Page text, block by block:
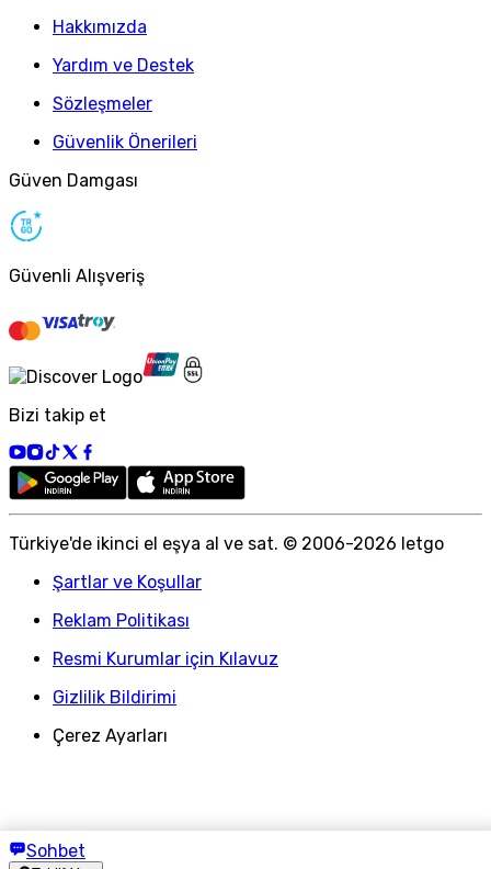
Sohbet
Hakkımızda
Yardım ve Destek
Sözleşmeler
Güvenlik Önerileri
Güven Damgası
Güvenli Alışveriş
Bizi takip et
Türkiye'de ikinci el eşya al ve sat. © 2006-2026 letgo
Şartlar ve Koşullar
Reklam Politikası
Resmi Kurumlar için Kılavuz
Gizlilik Bildirimi
Çerez Ayarları